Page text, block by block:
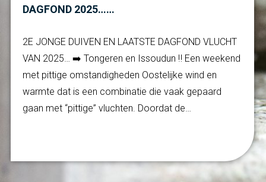
DAGFOND 2025……
2E JONGE DUIVEN EN LAATSTE DAGFOND VLUCHT
VAN 2025… ➡️ Tongeren en Issoudun ‼️ Een weekend
met pittige omstandigheden Oostelijke wind en
warmte dat is een combinatie die vaak gepaard
gaan met “pittige” vluchten. Doordat de…